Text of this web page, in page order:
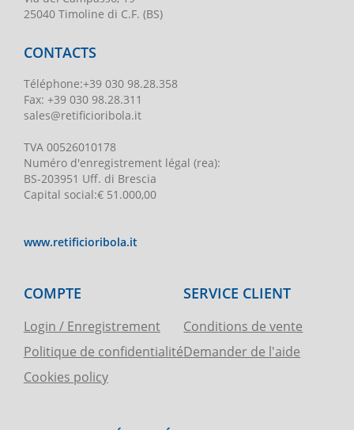
25040 Timoline di C.F. (BS)
CONTACTS
Téléphone:+39 030 98.28.358
Fax: +39 030 98.28.311
sales@retificioribola.it
TVA 00526010178
Numéro d'enregistrement légal (rea):
BS-203951 Uff. di Brescia
Capital social:€ 51.000,00
www.retificioribola.it
COMPTE
Login / Enregistrement
Politique de confidentialité
Cookies policy
SERVICE CLIENT
Conditions de vente
Demander de l'aide